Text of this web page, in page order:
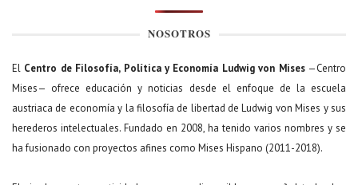
NOSOTROS
El Centro de Filosofía, Política y Economía Ludwig von Mises—Centro
Mises— ofrece educación y noticias desde el enfoque de la escuela
austriaca de economía y la filosofía de libertad de Ludwig von Mises y sus
herederos intelectuales. Fundado en 2008, ha tenido varios nombres y se
ha fusionado con proyectos afines como Mises Hispano (2011-2018).